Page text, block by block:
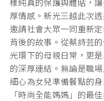
厚情感。新光三越此次
邀請社會大眾一同重新
背後的故事。從蔡詩芸
光環下的母親日常，更
的深厚連結。無論是職
細心為女兒準備餐點的
「時尚全能媽媽」的最佳